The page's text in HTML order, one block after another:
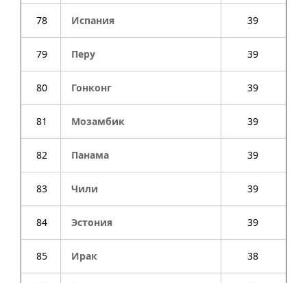
78 Испания 39
79 Перу 39
80 Гонконг 39
81 Мозамбик 39
82 Панама 39
83 Чили 39
84 Эстония 39
85 Ирак 38